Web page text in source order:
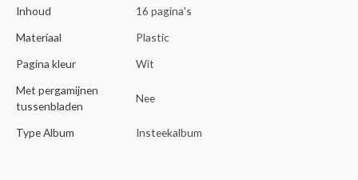
Inhoud
16 pagina's
Materiaal
Plastic
Pagina kleur
Wit
Met pergamijnen
tussenbladen
Nee
Type Album Insteekalbum